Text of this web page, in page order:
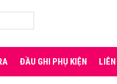
ĐẦU GHI PHỤ KIỆN LIÊN